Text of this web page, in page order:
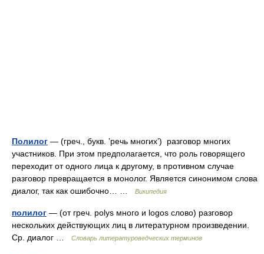
Полилог — (греч., букв. ’речь многих’) разговор многих
участников. При этом предполагается, что роль говорящего
переходит от одного лица к другому, в противном случае
разговор превращается в монолог. Является синонимом слова
диалог, так как ошибочно… …
Википедия
полилог — (от греч. polys много и logos слово) разговор
нескольких действующих лиц в литературном произведении.
Ср. диалог …
Словарь литературоведческих терминов